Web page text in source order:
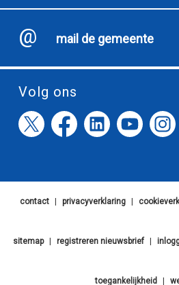
mail de gemeente
Volg ons
contact privacyverklaring
sitemap registreren nieuwsbrief
toegankelijkheid